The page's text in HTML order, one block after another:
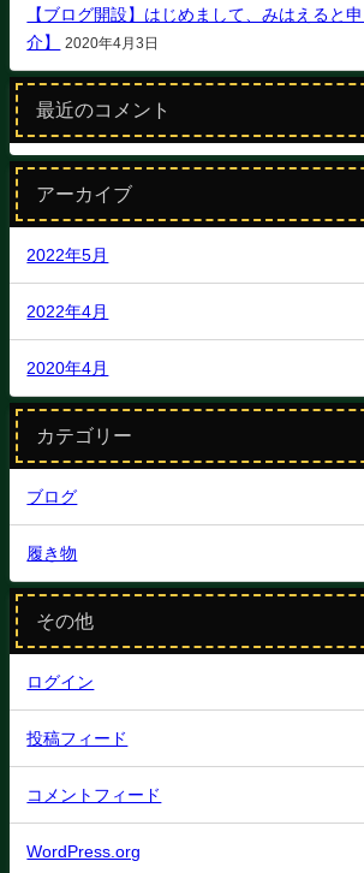
【ブログ開設】はじめまして、みはえると
介】
2020年4月3日
最近のコメント
アーカイブ
2022年5月
2022年4月
2020年4月
カテゴリー
ブログ
履き物
その他
ログイン
投稿フィード
コメントフィード
WordPress.org